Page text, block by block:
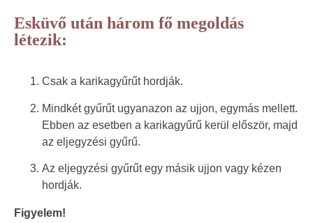
Esküvő után három fő megoldás
létezik:
Csak a karikagyűrűt hordják.
Mindkét gyűrűt ugyanazon az ujjon, egymás mellett.
Ebben az esetben a karikagyűrű kerül először, majd
az eljegyzési gyűrű.
Az eljegyzési gyűrűt egy másik ujjon vagy kézen
hordják.
Figyelem!